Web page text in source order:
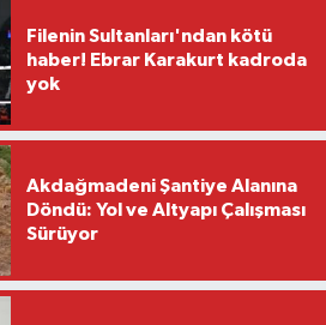
Filenin Sultanları'ndan kötü
haber! Ebrar Karakurt kadroda
yok
Akdağmadeni Şantiye Alanına
Döndü: Yol ve Altyapı Çalışması
Sürüyor